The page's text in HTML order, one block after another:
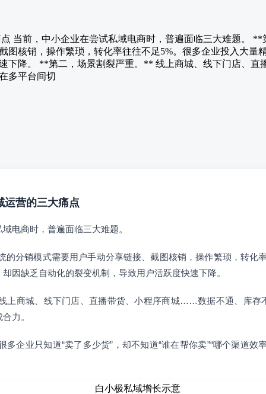
当前，中小企业在尝试私域电商时，普遍面临三大难题。
图核销，操作繁琐，转化率往往不足5%。很多企业投入大量
下降。 **第二，场景割裂严重。** 线上商城、线下门店、
多平台间切
运营的三大痛点
电商时，普遍面临三大难题。
的分销模式需要用户手动分享链接、截图核销，操作繁琐，转化
因缺乏自动化的裂变机制，导致用户活跃度快速下降。
上商城、线下门店、直播带货、小程序商城……数据不通、库存
力。
多企业只知道“卖了多少货”，却不知道“谁在帮你卖”“哪个渠道效